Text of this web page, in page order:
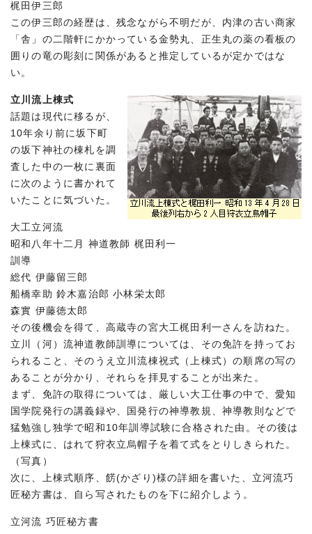
梶田伊三郎
この伊三郎の経歴は、残念ながら不明だが、内津の古い商家
「舎」の二階軒にかかっている金勢丸、正生丸の薬の看板の
囲りの竜の彫刻に関係があると推定しているが定かではな
い。
立川流上棟式
話題は現代に移るが、
10年余り前に坂下町
の坂下神社の棟札を調
査した中の一枚に裏面
に次のように書かれて
いたことに気づいた。
大工立河流
昭和八年十二月 神道教師 梶田利一
訓導
総代 伊藤留三郎
船橋幸助 鈴木嘉治郎 小林栄太郎
森實 伊藤徳太郎
その後機会を得て、高蔵寺の宮大工梶田利一さんを訪ねた。
立川（河）流神道教師訓導については、その免許を持ってお
られること、そのうえ立川流棟祝式（上棟式）の順席の写の
あることが分かり、それらを拝見することが出来た。
まず、免許の取得については、厳しい大工仕事の中で、愛知
国学院発行の講義録や、国発行の神導教規、神導教則などで
猛勉強し独学で昭和10年訓導試験に合格された由。その後は
上棟式に、はれて狩衣立烏帽子を着て式をとりしきられた。
（写真）
次に、上棟式順序、餝(かざり)様の詳細を書いた、立河流巧
匠秘方書は、自ら写されたものを下に紹介しよう。
立河流 巧匠秘方書